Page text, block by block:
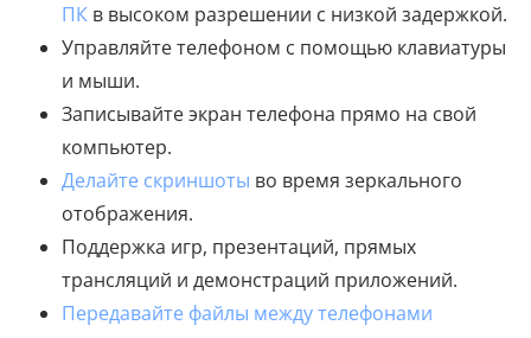
ПК в высоком разрешении с низкой задержкой.
Управляйте телефоном с помощью клавиатуры
и мыши.
Записывайте экран телефона прямо на свой
компьютер.
Делайте скриншоты во время зеркального
отображения.
Поддержка игр, презентаций, прямых
трансляций и демонстраций приложений.
Передавайте файлы между телефонами